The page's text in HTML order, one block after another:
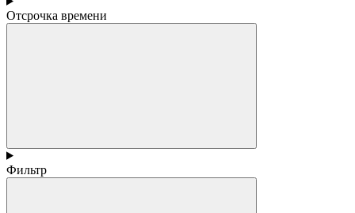
Отсрочка времени
Фильтр